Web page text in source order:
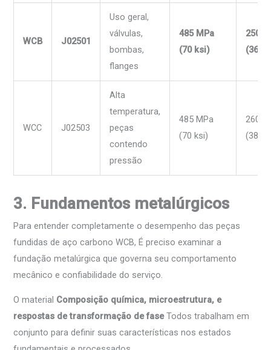
WCB J02501
Uso geral,
válvulas,
bombas,
flanges
485 MPa
(70 ksi)
250
(36
WCC J02503
Alta
temperatura,
peças
contendo
pressão
485 MPa
(70 ksi)
260
(38
3. Fundamentos metalúrgicos
Para entender completamente o desempenho das peças
fundidas de aço carbono WCB, É preciso examinar a
fundação metalúrgica que governa seu comportamento
mecânico e confiabilidade do serviço.
O material Composição química, microestrutura, e
respostas de transformação de faseTodos trabalham em
conjunto para definir suas características nos estados